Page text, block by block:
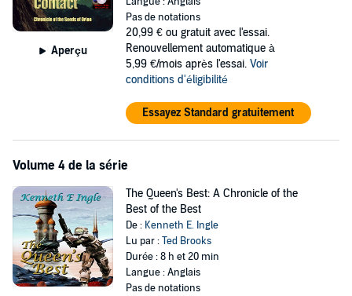
Aperçu
Pas de notations
20,99 € ou gratuit avec l'essai.
Renouvellement automatique à
5,99 €/mois après l'essai. Voir
conditions d'éligibilité
Essayez Standard gratuitement
Volume 4 de la série
The Queen's Best: A Chronicle of the
Best of the Best
De : Kenneth E. Ingle
Lu par :Ted Brooks
Durée : 8 h et 20 min
Langue : Anglais
Pas de notations